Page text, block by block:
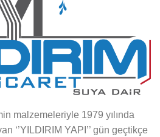
malzemeleriyle 1979 yılında
‘’YILDIRIM YAPI’’ gün geçtikçe